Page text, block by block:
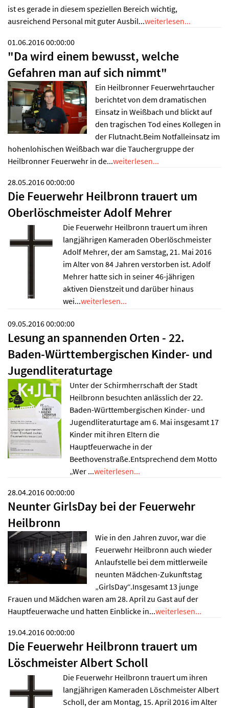
ist es gerade in diesem speziellen Bereich wichtig,
ausreichend Personal mit guter Ausbil...weiterlesen...
01.06.2016 00:00:00
"Da wird einem bewusst, welche
Gefahren man auf sich nimmt"
Ein Heilbronner Feuerwehrtaucher
berichtet von dem dramatischen
Einsatz in Weißbach und blickt auf
den tragischen Tod eines Kollegen in
der Flutnacht.Beim Notfalleinsatz im
hohenlohischen Weißbach war die Tauchergruppe der
Heilbronner Feuerwehr in de...weiterlesen...
28.05.2016 00:00:00
Die Feuerwehr Heilbronn trauert um
Oberlöschmeister Adolf Mehrer
Die Feuerwehr Heilbronn trauert um ihren
langjährigen Kameraden Oberlöschmeister
Adolf Mehrer, der am Samstag, 21. Mai 2016
im Alter von 84 Jahren verstorben ist. Adolf
Mehrer hatte sich in seiner 46-jährigen
aktiven Dienstzeit und darüber hinaus
wei...weiterlesen...
09.05.2016 00:00:00
Lesung an spannenden Orten - 22.
Baden-Württembergischen Kinder- und
Jugendliteraturtage
Unter der Schirmherrschaft der Stadt
Heilbronn besuchten anlässlich der 22.
Baden-Württembergischen Kinder- und
Jugendliteraturtage am 6. Mai insgesamt 17
Kinder mit ihren Eltern die
Hauptfeuerwache in der
Beethovenstraße.Entsprechend dem Motto
„Wer ...weiterlesen...
28.04.2016 00:00:00
Neunter GirlsDay bei der Feuerwehr
Heilbronn
Wie in den Jahren zuvor, war die
Feuerwehr Heilbronn auch wieder
Anlaufstelle bei dem mittlerweile
neunten Mädchen-Zukunftstag
„GirlsDay“.Insgesamt 13 junge
Frauen und Mädchen waren am 28. April zu Gast auf der
Hauptfeuerwache und hatten Einblicke in...weiterlesen...
19.04.2016 00:00:00
Die Feuerwehr Heilbronn trauert um
Löschmeister Albert Scholl
Die Feuerwehr Heilbronn trauert um ihren
langjährigen Kameraden Löschmeister Albert
Scholl, der am Montag, 15. April 2016 im Alter